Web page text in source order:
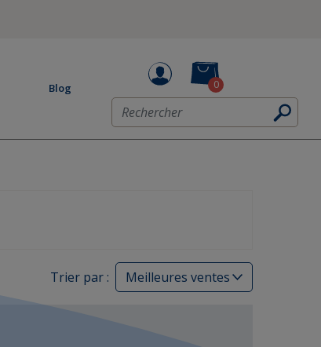
Blog 0
Trier par :